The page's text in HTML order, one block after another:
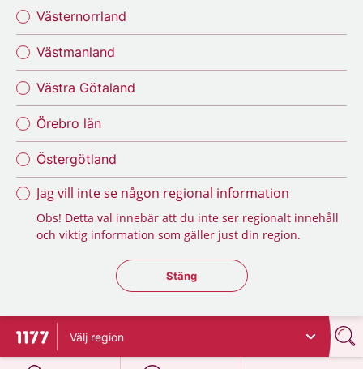
Västernorrland
Västmanland
Västra Götaland
Örebro län
Östergötland
Jag vill inte se någon regional information
Obs! Detta val innebär att du inte ser regionalt innehåll
och viktig information som gäller just din region.
Stäng regionsväljaren
Stäng
Till startsidan för 1177
Välj region
på 1177.se
på 1177.se